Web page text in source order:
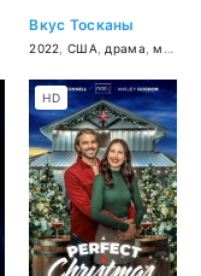
Вкус Тосканы
2022 США драма ,мелодрама
HD